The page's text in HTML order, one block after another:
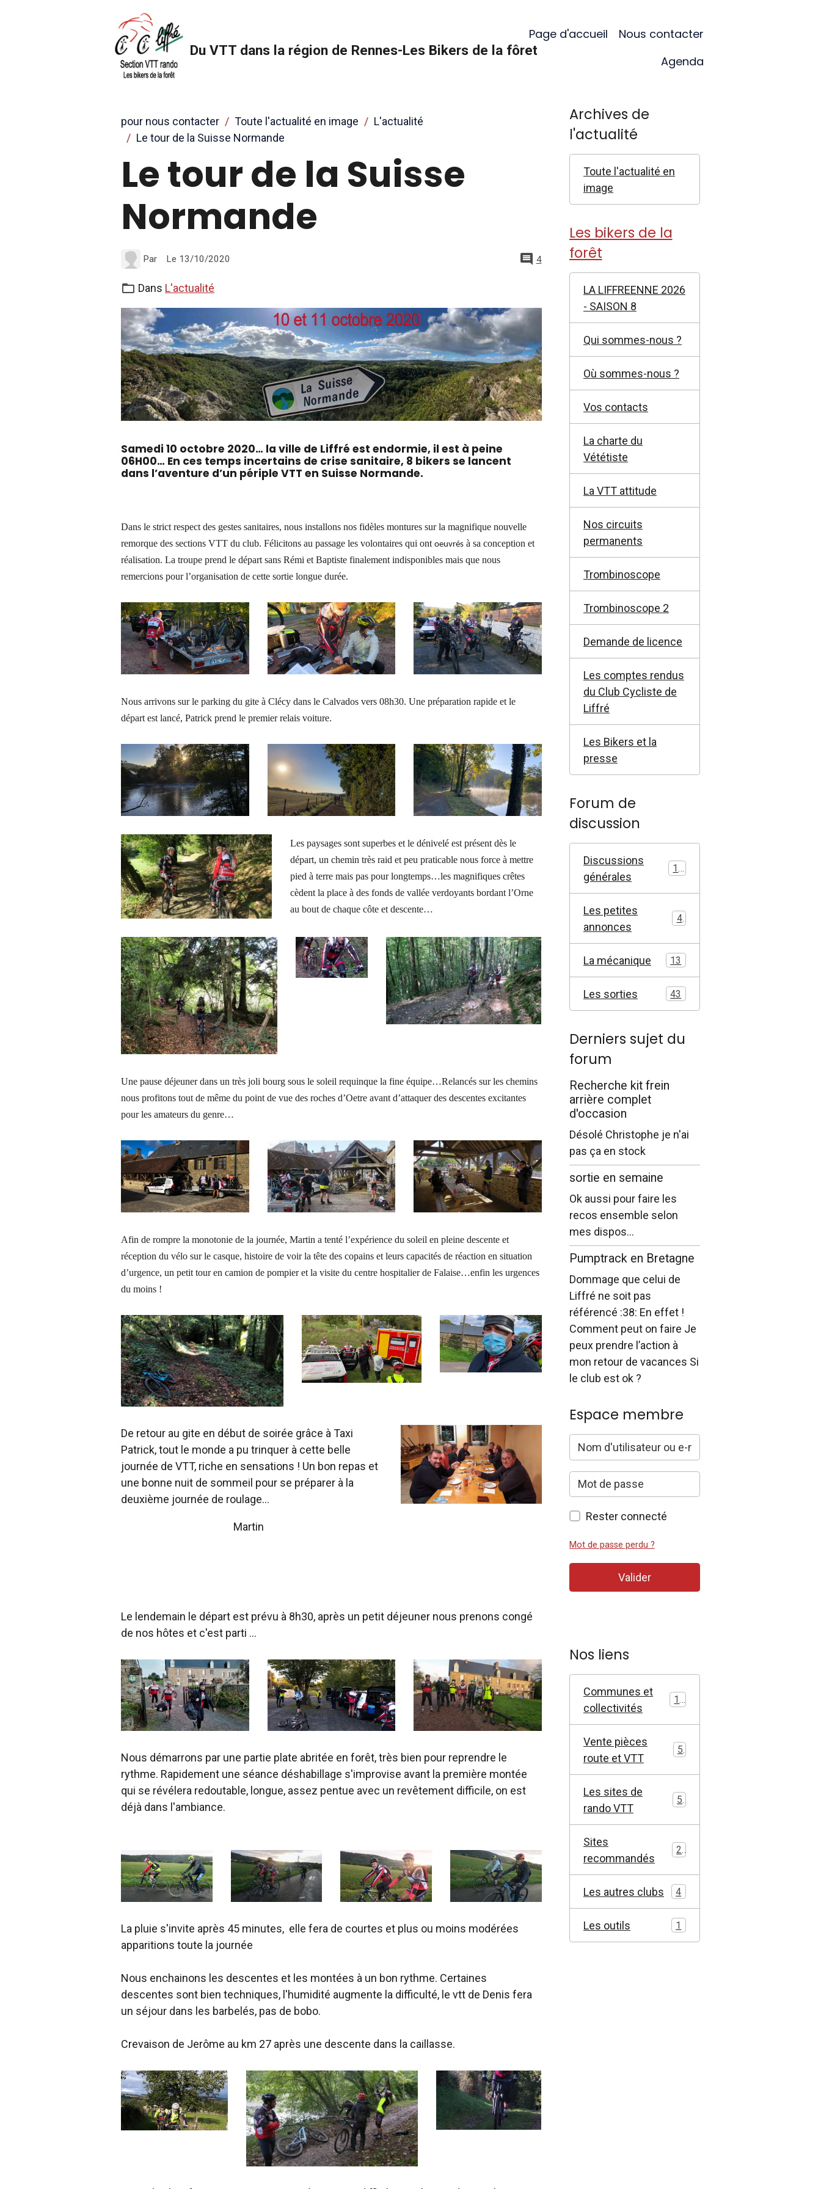
Du VTT dans la région de Rennes-Les Bikers de la fôret
Page d'accueil
Nous contacter
Agenda
pour nous contacter Toute l'actualité en image
L'actualité
Le tour de la Suisse Normande
Le tour de la Suisse
Normande
Par Le 13/10/2020 4
Dans L'actualité
Samedi 10 octobre 2020… la ville de Liffré est endormie, il est à peine
06H00… En ces temps incertains de crise sanitaire, 8 bikers se lancent
dans l’aventure d’un périple VTT en Suisse Normande.
Dans le strict respect des gestes sanitaires, nous installons nos fidèles montures sur la magnifique nouvelle
remorque des sections VTT du club. Félicitons au passage les volontaires qui ont oeuvrés à sa conception et
réalisation. La troupe prend le départ sans Rémi et Baptiste finalement indisponibles mais que nous
remercions pour l’organisation de cette sortie longue durée.
Nous arrivons sur le parking du gite à Clécy dans le Calvados vers 08h30. Une préparation rapide et le
départ est lancé, Patrick prend le premier relais voiture.
Les paysages sont superbes et le dénivelé est présent dès le
départ, un chemin très raid et peu praticable nous force à mettre
pied à terre mais pas pour longtemps…les magnifiques crêtes
cèdent la place à des fonds de vallée verdoyants bordant l’Orne
au bout de chaque côte et descente…
Une pause déjeuner dans un très joli bourg sous le soleil requinque la fine équipe…Relancés sur les chemins
nous profitons tout de même du point de vue des roches d’Oetre avant d’attaquer des descentes excitantes
pour les amateurs du genre…
Afin de rompre la monotonie de la journée, Martin a tenté l’expérience du soleil en pleine descente et
réception du vélo sur le casque, histoire de voir la tête des copains et leurs capacités de réaction en situation
d’urgence, un petit tour en camion de pompier et la visite du centre hospitalier de Falaise…enfin les urgences
du moins !
De retour au gite en début de soirée grâce à Taxi
Patrick, tout le monde a pu trinquer à cette belle
journée de VTT, riche en sensations ! Un bon repas et
une bonne nuit de sommeil pour se préparer à la
deuxième journée de roulage…
Martin
Le lendemain le départ est prévu à 8h30, après un petit déjeuner nous prenons congé
de nos hôtes et c'est parti ...
Nous démarrons par une partie plate abritée en forêt, très bien pour reprendre le
rythme. Rapidement une séance déshabillage s'improvise avant la première montée
qui se révélera redoutable, longue, assez pentue avec un revêtement difficile, on est
déjà dans l'ambiance.
La pluie s'invite après 45 minutes, elle fera de courtes et plus ou moins modérées
apparitions toute la journée
Nous enchainons les descentes et les montées à un bon rythme. Certaines
descentes sont bien techniques, l'humidité augmente la difficulté, le vtt de Denis fera
un séjour dans les barbelés, pas de bobo.
Crevaison de Jerôme au km 27 après une descente dans la caillasse.
Archives de
l'actualité
Toute l'actualité en
image
Les bikers de la
forêt
LA LIFFREENNE 2026
- SAISON 8
Qui sommes-nous ?
Où sommes-nous ?
Vos contacts
La charte du
Vététiste
La VTT attitude
Nos circuits
permanents
Trombinoscope
Trombinoscope 2
Demande de licence
Les comptes rendus
du Club Cycliste de
Liffré
Les Bikers et la
presse
Forum de
discussion
Discussions
générales
17
Les petites
annonces
4
La mécanique 13
Les sorties 43
Derniers sujet du
forum
Recherche kit frein
arrière complet
d'occasion
Désolé Christophe je n'ai
pas ça en stock
sortie en semaine
Ok aussi pour faire les
recos ensemble selon
mes dispos...
Pumptrack en Bretagne
Dommage que celui de
Liffré ne soit pas
référencé :38: En effet !
Comment peut on faire Je
peux prendre l’action à
mon retour de vacances Si
le club est ok ?
Espace membre
Rester connecté
Mot de passe perdu ?
Valider
Nos liens
Communes et
collectivités
11
Vente pièces
route et VTT
5
Les sites de
rando VTT
5
Sites
recommandés
2
Les autres clubs 4
Les outils 1